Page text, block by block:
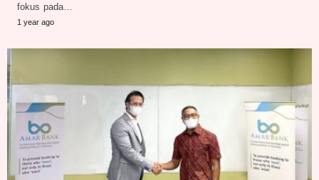
fokus pada…
1 year ago